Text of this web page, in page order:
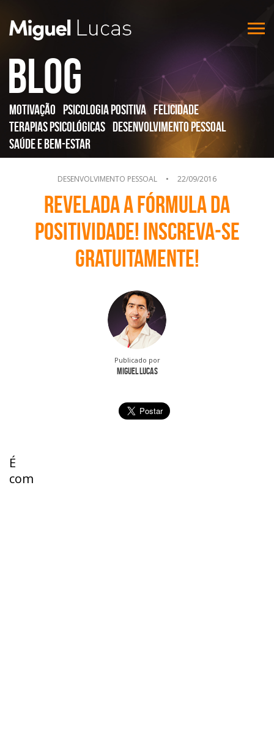
Blog
Motivação Psicologia Positiva Felicidade
Terapias Psicológicas Desenvolvimento Pessoal
Saúde e Bem-Estar
DESENVOLVIMENTO PESSOAL • 22/09/2016
Revelada a Fórmula da
Positividade! Inscreva-se
gratuitamente!
Publicado por
Miguel Lucas
É
com